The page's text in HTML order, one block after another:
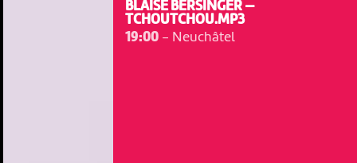
BLAISE BERSINGER —
TCHOUTCHOU.MP3
19:00- Neuchâtel